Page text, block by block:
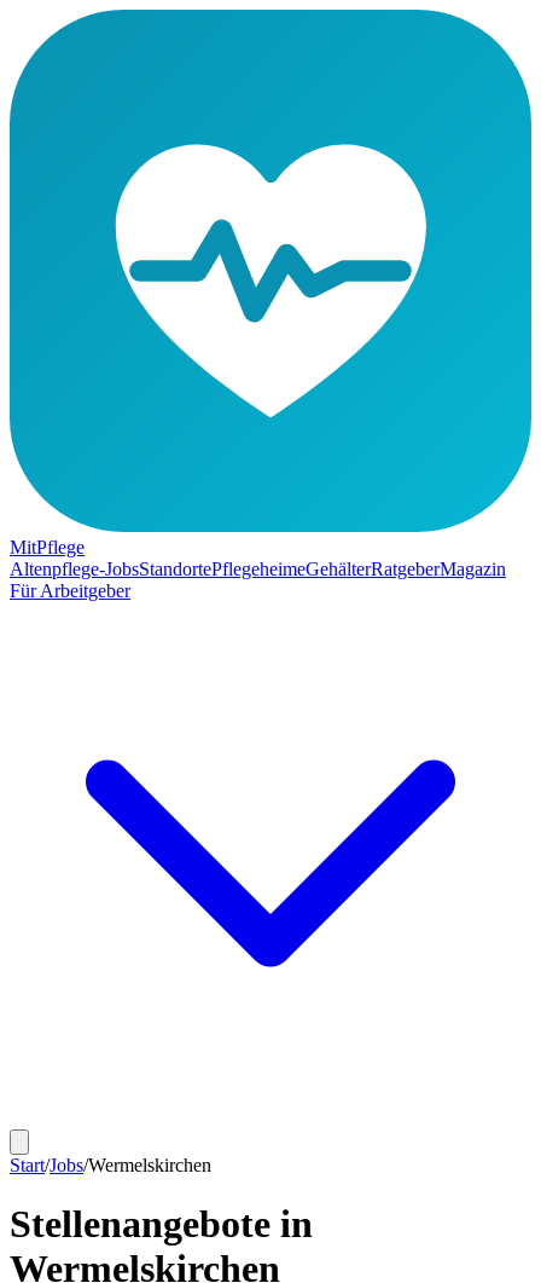
MitPflege
Altenpflege-JobsStandortePflegeheimeGehälterRatgeberMagazin
Für Arbeitgeber
Start/Jobs/Wermelskirchen
Stellenangebote in
Wermelskirchen